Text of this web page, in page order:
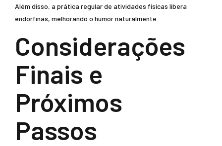
Além disso, a prática regular de atividades físicas libera
endorfinas, melhorando o humor naturalmente.
Considerações
Finais e
Próximos
Passos